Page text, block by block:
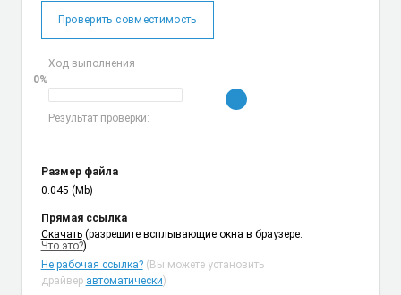
Проверить совместимость
Ход выполнения
0%
Результат проверки:
Размер файла
0.045 (Mb)
Прямая ссылка
Cкачать (разрешите всплывающие окна в браузере.
Что это?)
Не рабочая ссылка?(Вы можете установить
драйвер автоматически)